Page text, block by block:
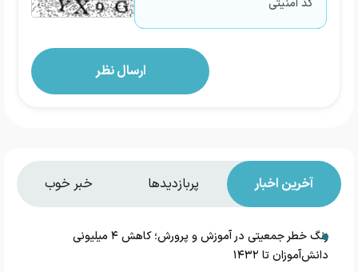
آخرین اخبار پربازدیدها خبر خوب
زنگ خطر جمعیتی در آموزش و پرورش؛ کاهش ۴ میلیونی
دانش‌آموزان تا ۱۴۳۲